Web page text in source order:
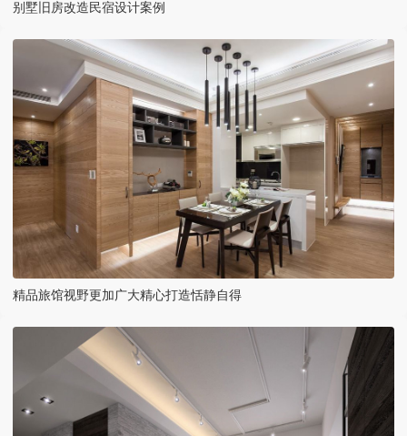
别墅旧房改造民宿设计案例
精品旅馆视野更加广大精心打造恬静自得